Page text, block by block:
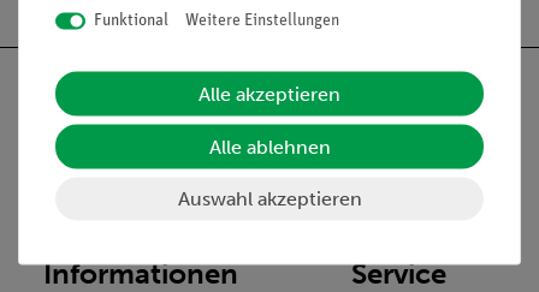
Nach oben
Informationen Service
Funktional Weitere Einstellungen
Alle akzeptieren
Alle ablehnen
Auswahl akzeptieren